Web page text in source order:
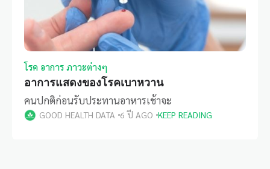
โรค อาการ ภาวะต่างๆ
อาการแสดงของโรคเบาหวาน
คนปกติก่อนรับประทานอาหารเช้าจะ
GOOD HEALTH DATA 6 ปี AGO KEEP READING